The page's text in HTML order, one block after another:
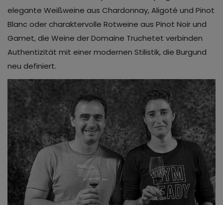
elegante Weißweine aus Chardonnay, Aligoté und Pinot
Blanc oder charaktervolle Rotweine aus Pinot Noir und
Gamet, die Weine der Domaine Truchetet verbinden
Authentizität mit einer modernen Stilistik, die Burgund
neu definiert.